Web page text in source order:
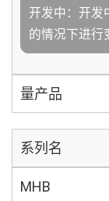
开发中：开发
的情况下进行
量产品
系列名
MHB